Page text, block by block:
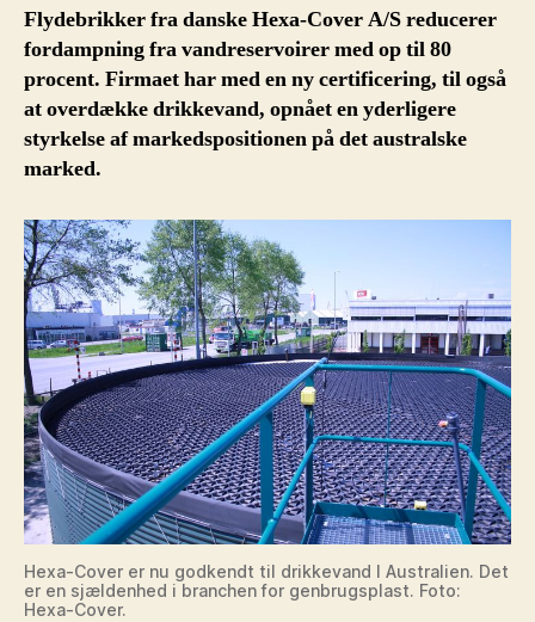
vandopbevaring
i
Australien
Flydebrikker fra danske Hexa-Cover A/S reducerer
fordampning fra vandreservoirer med op til 80
procent. Firmaet har med en ny certificering, til også
at overdække drikkevand, opnået en yderligere
styrkelse af markedspositionen på det australske
marked.
Hexa-Cover er nu godkendt til drikkevand I Australien. Det
er en sjældenhed i branchen for genbrugsplast. Foto:
Hexa-Cover.